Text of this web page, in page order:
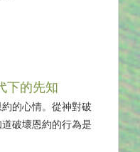
下的先知
的心情。從神對破
破壞恩約的行為是